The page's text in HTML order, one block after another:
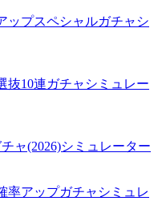
ップスペシャルガチャシ
抜10連ガチャシミュレー
ャ(2026)シミュレーター
率アップガチャシミュレ